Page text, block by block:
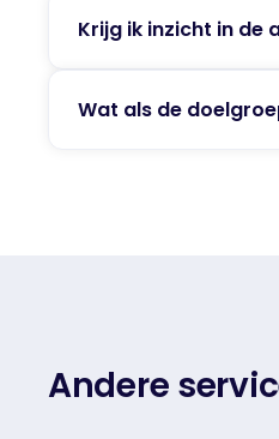
Krijg ik inzicht in de
Wat als de
Andere